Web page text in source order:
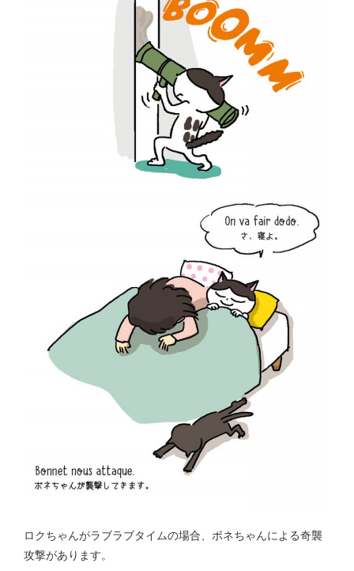
ロクちゃんがラブラブタイムの場合、ボネちゃんによる奇襲
攻撃があります。